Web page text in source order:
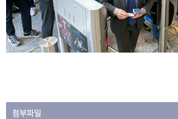
첨부파일